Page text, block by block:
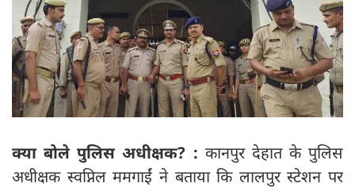
क्या बोले पुलिस अधीक्षक? : कानपुर देहात के पुलिस
अधीक्षक स्वप्निल ममगाईं ने बताया कि लालपुर स्टेशन पर